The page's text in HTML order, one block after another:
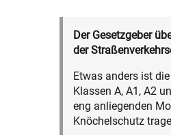
Der Gesetzgeber
der
Etwas anders ist
Klassen A, A1, A2
eng anliegenden
Knöchelschutz